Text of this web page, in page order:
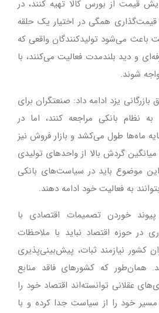
درصد افزایش قیمت از بورس کالا تهیه کنند، در
همگی در اختیار یک حلقه
می‌شود تولیدکنندگان واقعی که
و دید بلندمدت فعالیت می‌کنند، با
شوند.
یزد ادامه داد: صنعتگران برای
به نظام بانکی مراجعه کنند، اما در
ماه‌ها طول می‌کشد و بازار فروش نیز
گردش بالا از واحدهای تولیدی
موضوع باید در سیاست‌های بانکی
به فعالیت خود ادامه دهند.
پیوند خوردن تصمیمات اقتصادی با
در حوزه اقتصاد نباید با ملاحظات
کشور نیازمند ثبات، پیش‌بینی‌پذیری
همان‌طور که کشورهای فاقد منابع
عقلانی توانسته‌اند اقتصاد خود را
مسیر خود را از سیاست جدا کرده و با